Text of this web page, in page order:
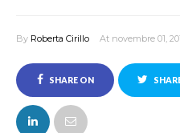
By Roberta Cirillo At novembre 01,
SHARE ON
FACEBOOK